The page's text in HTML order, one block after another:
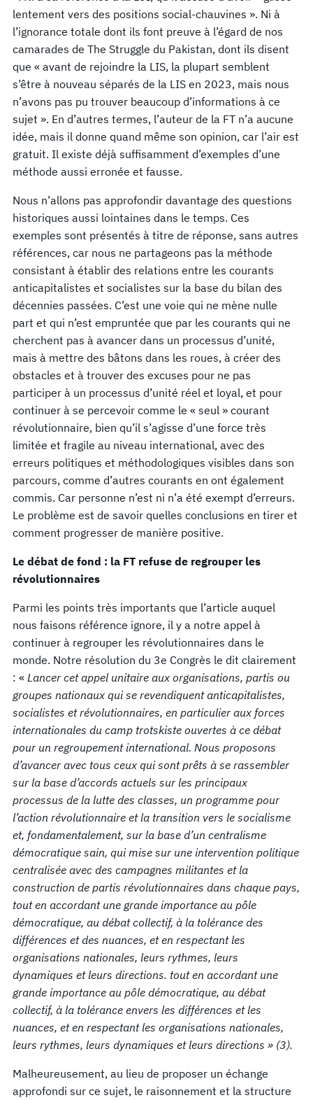
lentement vers des positions social-chauvines ». Ni à
l’ignorance totale dont ils font preuve à l’égard de nos
camarades de The Struggle du Pakistan, dont ils disent
que « avant de rejoindre la LIS, la plupart semblent
s’être à nouveau séparés de la LIS en 2023, mais nous
n’avons pas pu trouver beaucoup d’informations à ce
sujet ». En d’autres termes, l’auteur de la FT n’a aucune
idée, mais il donne quand même son opinion, car l’air est
gratuit. Il existe déjà suffisamment d’exemples d’une
méthode aussi erronée et fausse.
Nous n’allons pas approfondir davantage des questions
historiques aussi lointaines dans le temps. Ces
exemples sont présentés à titre de réponse, sans autres
références, car nous ne partageons pas la méthode
consistant à établir des relations entre les courants
anticapitalistes et socialistes sur la base du bilan des
décennies passées. C’est une voie qui ne mène nulle
part et qui n’est empruntée que par les courants qui ne
cherchent pas à avancer dans un processus d’unité,
mais à mettre des bâtons dans les roues, à créer des
obstacles et à trouver des excuses pour ne pas
participer à un processus d’unité réel et loyal, et pour
continuer à se percevoir comme le « seul » courant
révolutionnaire, bien qu’il s’agisse d’une force très
limitée et fragile au niveau international, avec des
erreurs politiques et méthodologiques visibles dans son
parcours, comme d’autres courants en ont également
commis. Car personne n’est ni n’a été exempt d’erreurs.
Le problème est de savoir quelles conclusions en tirer et
comment progresser de manière positive.
Le débat de fond : la FT refuse de regrouper les
révolutionnaires
Parmi les points très importants que l’article auquel
nous faisons référence ignore, il y a notre appel à
continuer à regrouper les révolutionnaires dans le
monde. Notre résolution du 3e Congrès le dit clairement
: « Lancer cet appel unitaire aux organisations, partis ou
groupes nationaux qui se revendiquent anticapitalistes,
socialistes et révolutionnaires, en particulier aux forces
internationales du camp trotskiste ouvertes à ce débat
pour un regroupement international. Nous proposons
d’avancer avec tous ceux qui sont prêts à se rassembler
sur la base d’accords actuels sur les principaux
processus de la lutte des classes, un programme pour
l’action révolutionnaire et la transition vers le socialisme
et, fondamentalement, sur la base d’un centralisme
démocratique sain, qui mise sur une intervention politique
centralisée avec des campagnes militantes et la
construction de partis révolutionnaires dans chaque pays,
tout en accordant une grande importance au pôle
démocratique, au débat collectif, à la tolérance des
différences et des nuances, et en respectant les
organisations nationales, leurs rythmes, leurs
dynamiques et leurs directions. tout en accordant une
grande importance au pôle démocratique, au débat
collectif, à la tolérance envers les différences et les
nuances, et en respectant les organisations nationales,
leurs rythmes, leurs dynamiques et leurs directions » (3).
Malheureusement, au lieu de proposer un échange
approfondi sur ce sujet, le raisonnement et la structure